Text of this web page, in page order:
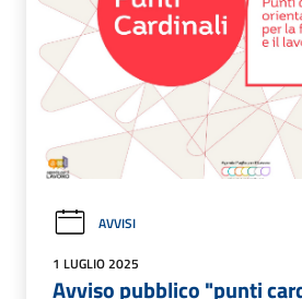
AVVISI
1 LUGLIO 2025
Avviso pubblico "punti